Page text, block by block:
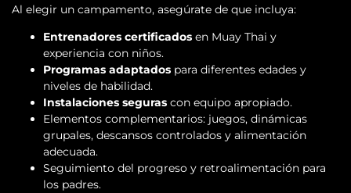
Al elegir un campamento, asegúrate de que incluya:
Entrenadores certificados en Muay Thai y
experiencia con niños.
Programas adaptados para diferentes edades y
niveles de habilidad.
Instalaciones seguras con equipo apropiado.
Elementos complementarios: juegos, dinámicas
grupales, descansos controlados y alimentación
adecuada.
Seguimiento del progreso y retroalimentación para
los padres.